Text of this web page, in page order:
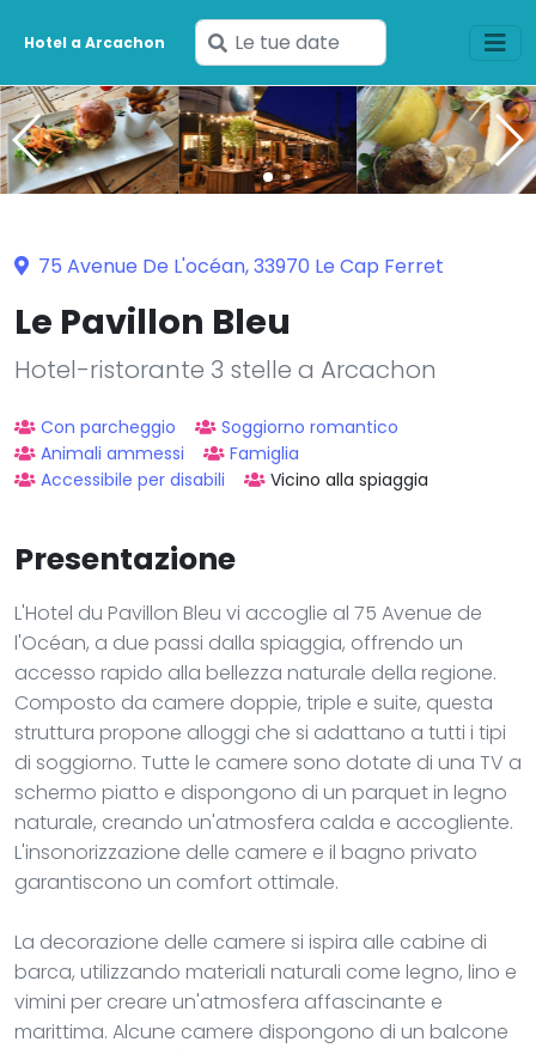
Hotel a Arcachon
Inserisci
le
tue
date
75 Avenue De L'océan, 33970 Le Cap Ferret
Le Pavillon Bleu
Hotel-ristorante 3 stelle a Arcachon
Con parcheggio
Soggiorno romantico
Animali ammessi
Famiglia
Accessibile per disabili
Vicino alla spiaggia
Presentazione
L'Hotel du Pavillon Bleu vi accoglie al 75 Avenue de
l'Océan, a due passi dalla spiaggia, offrendo un
accesso rapido alla bellezza naturale della regione.
Composto da camere doppie, triple e suite, questa
struttura propone alloggi che si adattano a tutti i tipi
di soggiorno. Tutte le camere sono dotate di una TV a
schermo piatto e dispongono di un parquet in legno
naturale, creando un'atmosfera calda e accogliente.
L'insonorizzazione delle camere e il bagno privato
garantiscono un comfort ottimale.
La decorazione delle camere si ispira alle cabine di
barca, utilizzando materiali naturali come legno, lino e
vimini per creare un'atmosfera affascinante e
marittima. Alcune camere dispongono di un balcone